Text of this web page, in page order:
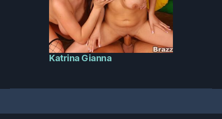
Katrina Gianna